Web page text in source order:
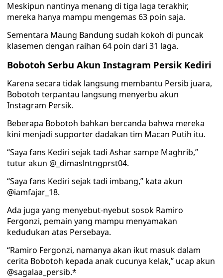
Meskipun nantinya menang di tiga laga terakhir,
mereka hanya mampu mengemas 63 poin saja.
Sementara Maung Bandung sudah kokoh di puncak
klasemen dengan raihan 64 poin dari 31 laga.
Bobotoh Serbu Akun Instagram Persik Kediri
Karena secara tidak langsung membantu Persib juara,
Bobotoh terpantau langsung menyerbu akun
Instagram Persik.
Beberapa Bobotoh bahkan bercanda bahwa mereka
kini menjadi supporter dadakan tim Macan Putih itu.
“Saya fans Kediri sejak tadi Ashar sampe Maghrib,”
tutur akun @_dimaslntngprst04.
“Saya fans Kediri sejak tadi imbang,” kata akun
@iamfajar_18.
Ada juga yang menyebut-nyebut sosok Ramiro
Fergonzi, pemain yang mampu menyamakan
kedudukan atas Persebaya.
“Ramiro Fergonzi, namanya akan ikut masuk dalam
cerita Bobotoh kepada anak cucunya kelak,” ucap akun
@sagalaa_persib.*